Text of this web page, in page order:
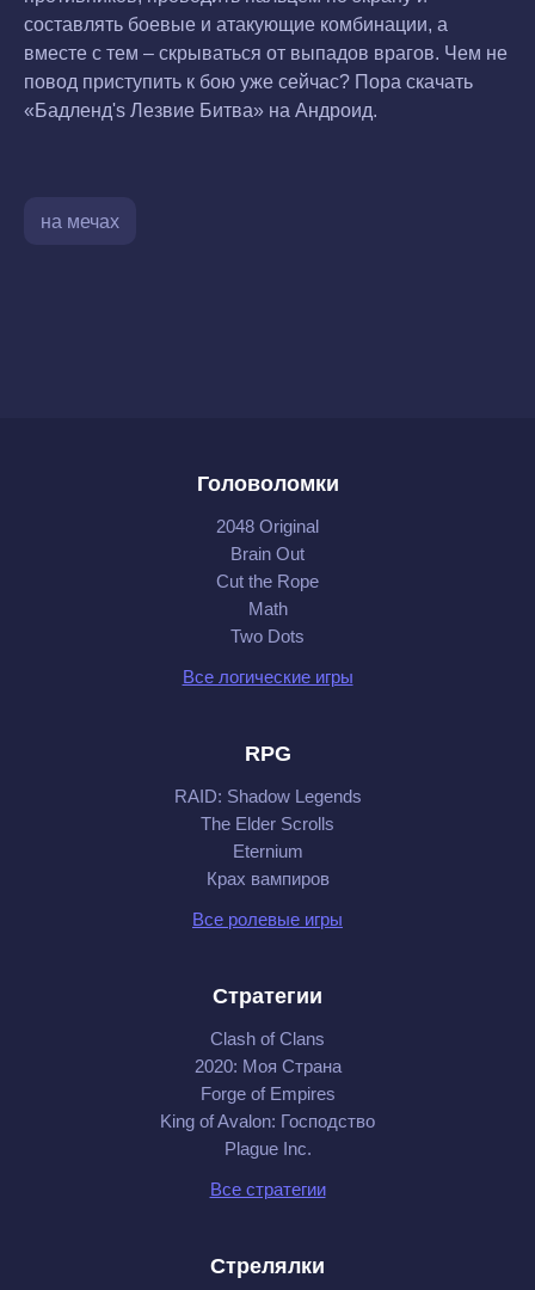
составлять боевые и атакующие комбинации, а
вместе с тем – скрываться от выпадов врагов. Чем не
повод приступить к бою уже сейчас? Пора скачать
«Бадленд's Лезвие Битва» на Андроид.
на мечах
Головоломки
2048 Original
Brain Out
Cut the Rope
Math
Two Dots
Все логические игры
RPG
RAID: Shadow Legends
The Elder Scrolls
Eternium
Крах вампиров
Все ролевые игры
Стратегии
Clash of Clans
2020: Моя Cтрана
Forge of Empires
King of Avalon: Господство
Plague Inc.
Все стратегии
Стрелялки